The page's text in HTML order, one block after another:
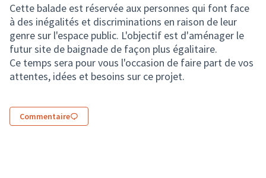
(Lien externe)
Cette balade est réservée aux personnes qui font face
à des inégalités et discriminations en raison de leur
genre sur l'espace public. L'objectif est d'aménager le
futur site de baignade de façon plus égalitaire.
Ce temps sera pour vous l'occasion de faire part de vos
attentes, idées et besoins sur ce projet.
Commentaire